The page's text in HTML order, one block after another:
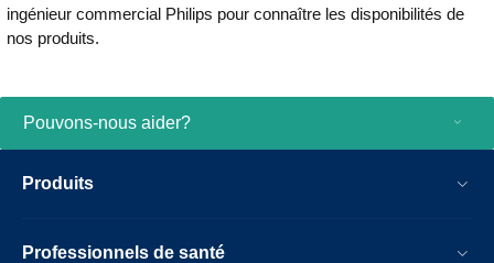
ingénieur commercial Philips pour connaître les disponibilités de
nos produits.
Pouvons-nous aider?
Produits
Professionnels de santé